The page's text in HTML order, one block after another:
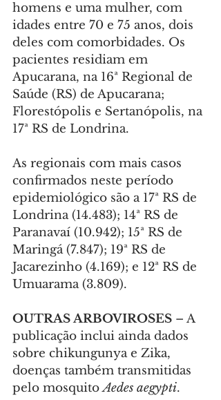
homens e uma mulher, com
idades entre 70 e 75 anos, dois
deles com comorbidades. Os
pacientes residiam em
Apucarana, na 16ª Regional de
Saúde (RS) de Apucarana;
Florestópolis e Sertanópolis, na
17ª RS de Londrina.
As regionais com mais casos
confirmados neste período
epidemiológico são a 17ª RS de
Londrina (14.483); 14ª RS de
Paranavaí (10.942); 15ª RS de
Maringá (7.847); 19ª RS de
Jacarezinho (4.169); e 12ª RS de
Umuarama (3.809).
OUTRAS ARBOVIROSES – A
publicação inclui ainda dados
sobre chikungunya e Zika,
doenças também transmitidas
pelo mosquito Aedes aegypti.